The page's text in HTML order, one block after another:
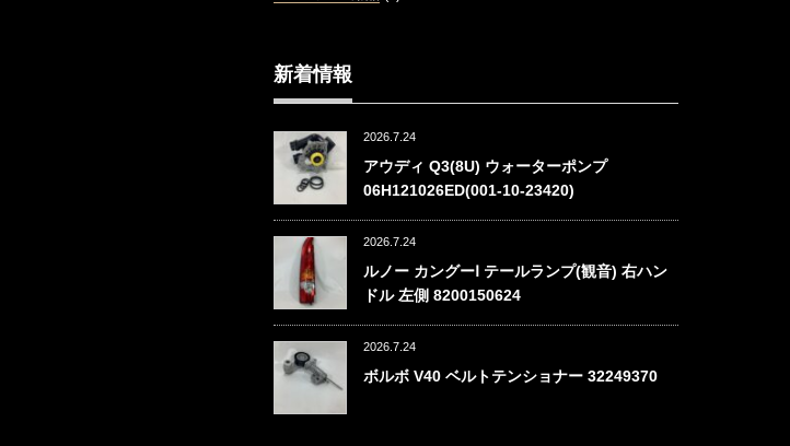
新着情報
2026.7.24
アウディ Q3(8U) ウォーターポンプ
06H121026ED(001-10-23420)
2026.7.24
ルノー カングーⅠ テールランプ(観音) 右ハン
ドル 左側 8200150624
2026.7.24
ボルボ V40 ベルトテンショナー 32249370